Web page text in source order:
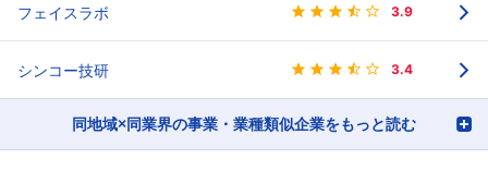
フェイスラボ 3.9
シンコー技研 3.4
同地域×同業界の事業・業種類似企業をもっと読む